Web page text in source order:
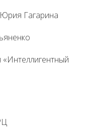
Гагарина